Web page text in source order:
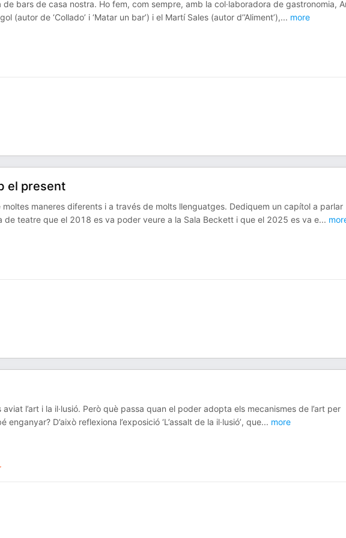
bars de casa nostra. Ho fem, com sempre, amb la col·laboradora de gastronomia,
(autor de ‘Collado’ i ‘Matar un bar’) i el Martí Sales (autor d’’Aliment’),... more
el present
maneres diferents i a través de molts llenguatges. Dediquem un capítol a parlar
de teatre que el 2018 es va poder veure a la Sala Beckett i que el 2025 es va e...
aviat l’art i la il·lusió. Però què passa quan el poder adopta els mecanismes de l’art per
D’això reflexiona l’exposició ‘L’assalt de la il·lusió’, que... more